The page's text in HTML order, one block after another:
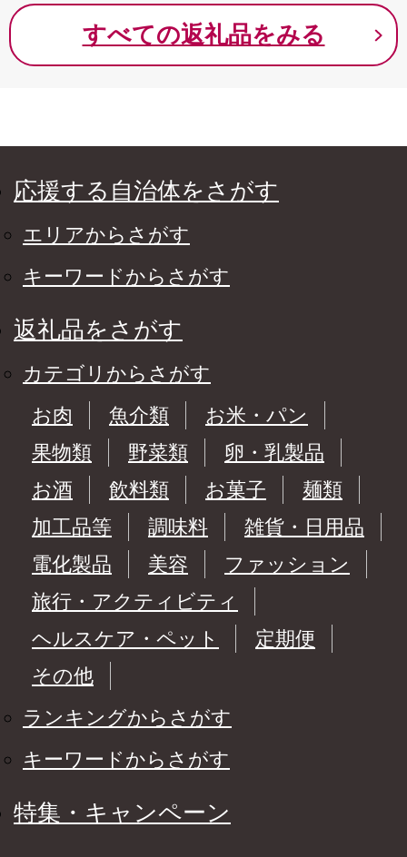
ケ崎市
すべての返礼品をみる
応援する自治体をさがす
エリアからさがす
キーワードからさがす
返礼品をさがす
カテゴリからさがす
お肉
魚介類
お米・パン
果物類
野菜類
卵・乳製品
お酒
飲料類 お菓子
麺類
加工品等
調味料
雑貨・日用品
電化製品
美容
ファッション
旅行・アクティビティ
ヘルスケア・ペット
定期便
その他
ランキングからさがす
キーワードからさがす
特集・キャンペーン